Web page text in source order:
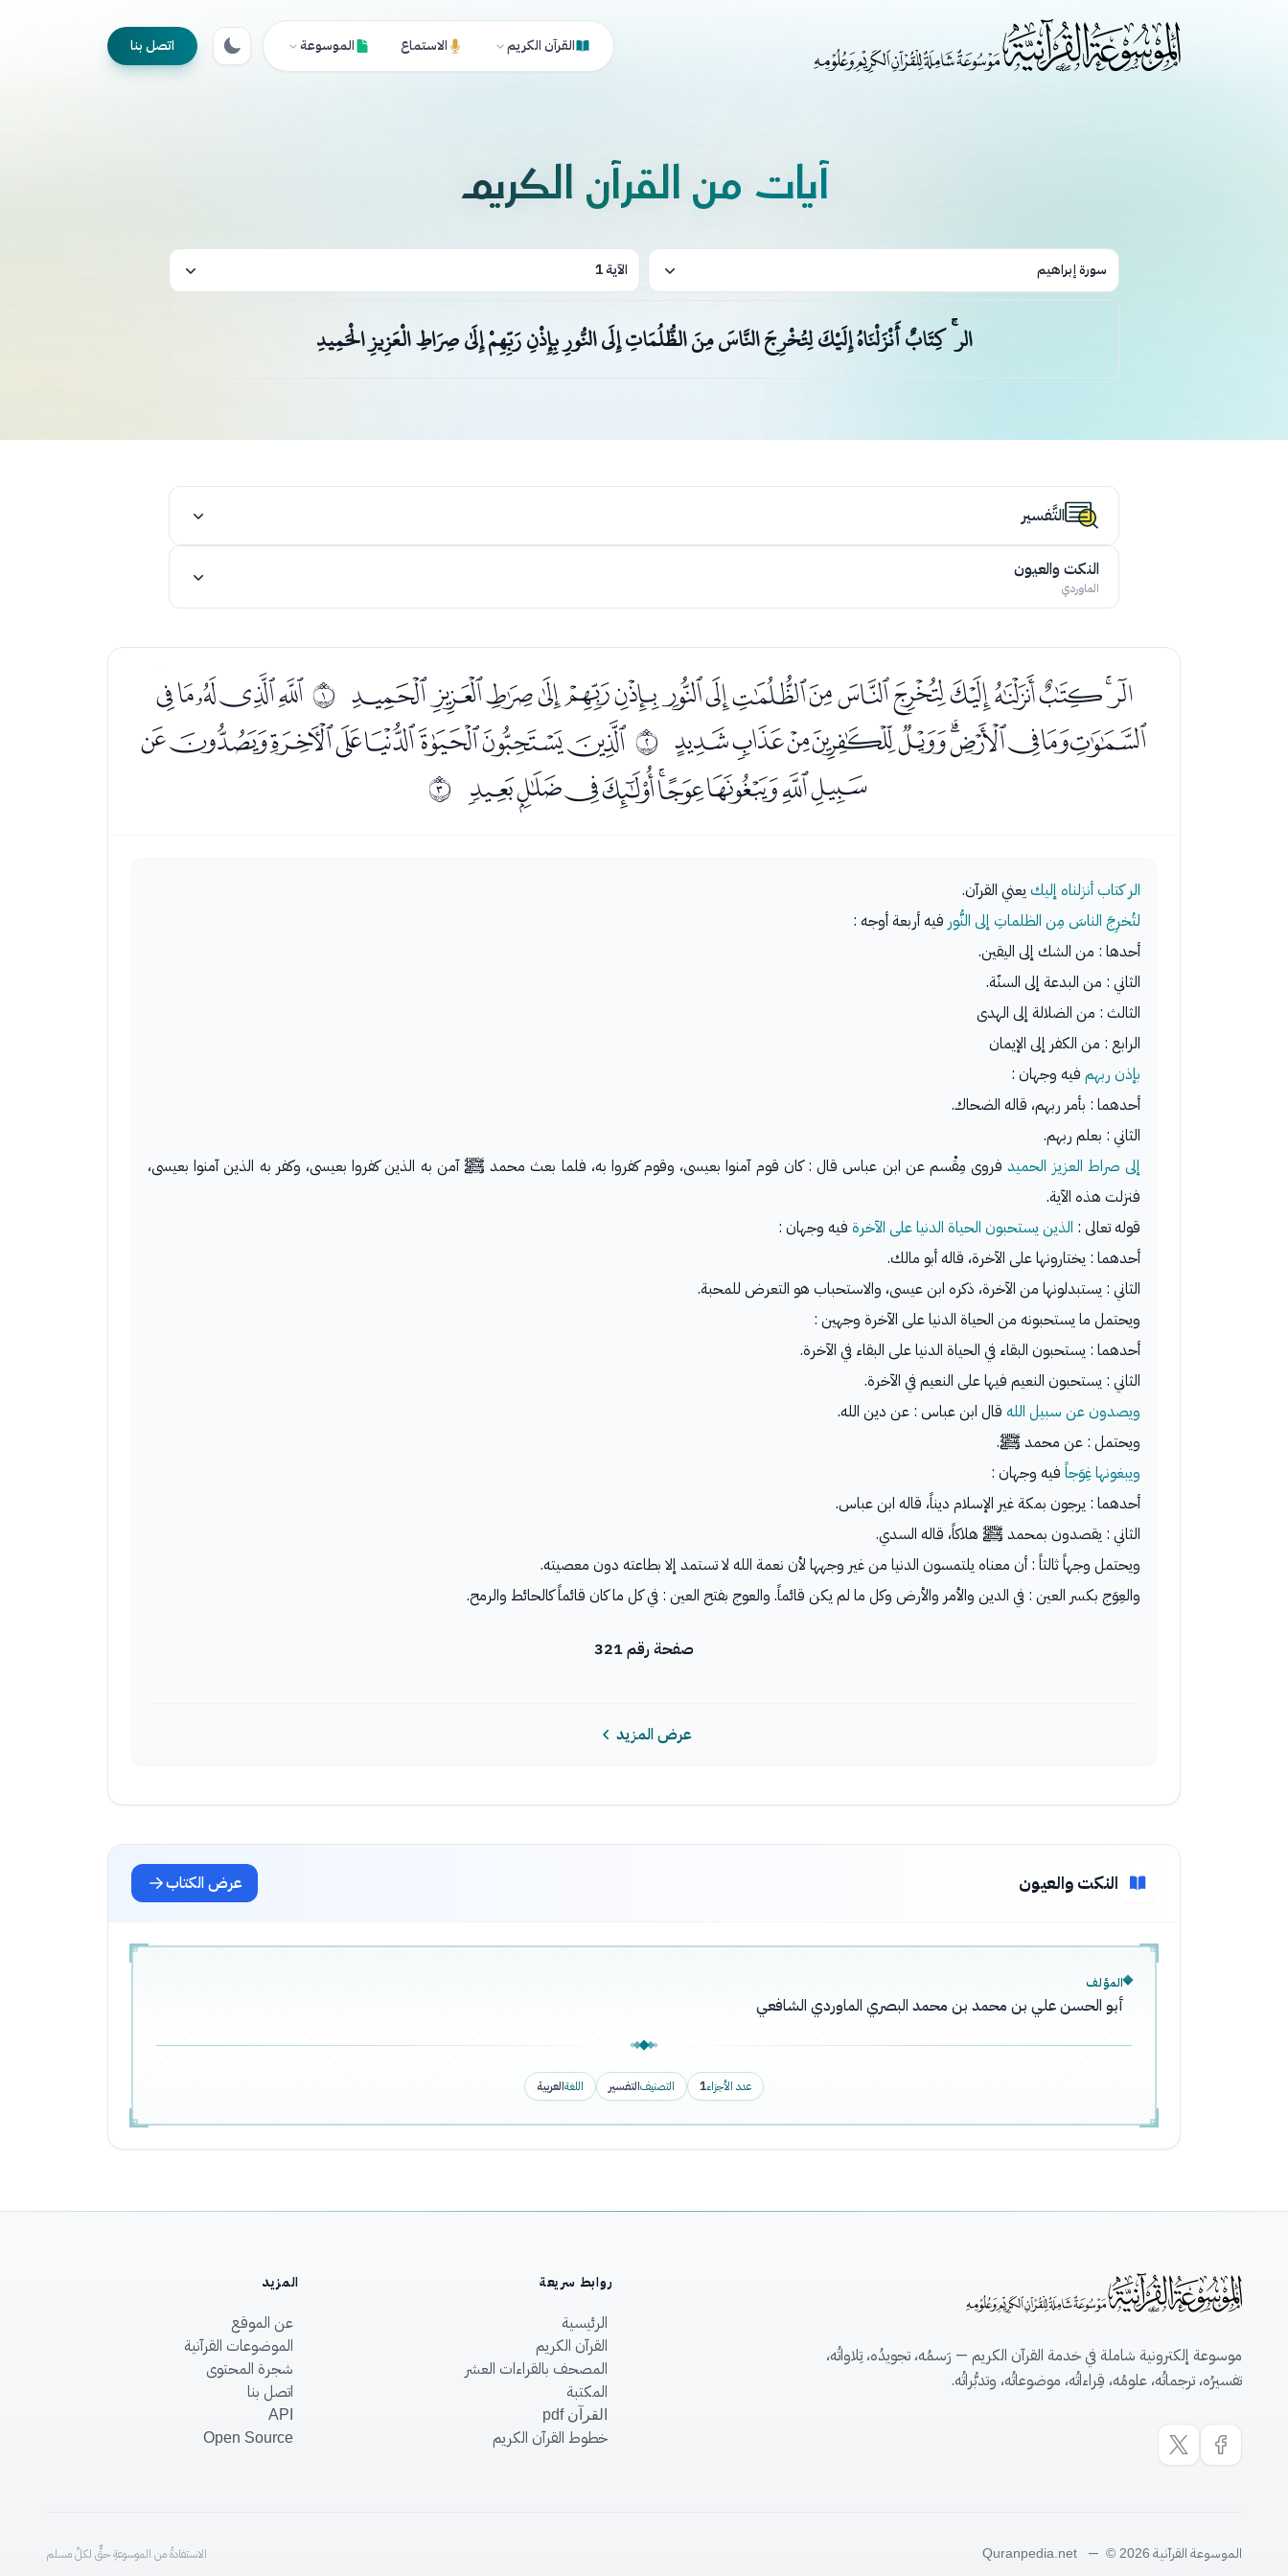
القرآن الكريم الاستماع الموسوعة اتصل بنا
آيات من القرآن الكريم
سورة إبراهيم الآية 1
الر ۚ كِتَابٌ أَنْزَلْنَاهُ إِلَيْكَ لِتُخْرِجَ النَّاسَ مِنَ الظُّلُمَاتِ إِلَى النُّورِ بِإِذْنِ رَبِّهِمْ إِلَىٰ صِرَاطِ الْعَزِيزِ الْحَمِيدِ
التَّفسير
النكت والعيون
الماوردي
ﭢﭣﭤﭥﭦﭧﭨﭩﭪﭫﭬﭭﭮﭯﭰﭱﭲ ﰀﭴﭵﭶﭷﭸ
ﭹﭺﭻﭼﭽﭾﭿﮀﮁﮂ ﰁ ﮄﮅﮆﮇﮈﮉﮊﮋ
ﮌﮍﮎﮏﮐﮑﮒﮓﮔ ﰂ
الر كتاب أنزلناه إليك يعني القرآن.
لتُخرِجَ الناسَ مِن الظلماتِ إلى النُّور فيه أربعة أوجه :
أحدها : من الشك إلى اليقين.
الثاني : من البدعة إلى السنّة.
الثالث : من الضلالة إلى الهدى
الرابع : من الكفر إلى الإيمان
بإذن ربهم فيه وجهان :
أحدهما : بأمر ربهم، قاله الضحاك.
الثاني : بعلم ربهم.
إلى صراط العزيز الحميد فروى مِقْسم عن ابن عباس قال : كان قوم آمنوا بعيسى، وقوم كفروا به، فلما بعث محمد ﷺ آمن به الذين كفروا بعيسى، وكفر به الذين آمنوا بعيسى،
فنزلت هذه الآية.
قوله تعالى : الذين يستحبون الحياة الدنيا على الآخرة فيه وجهان :
أحدهما : يختارونها على الآخرة، قاله أبو مالك.
الثاني : يستبدلونها من الآخرة، ذكره ابن عيسى، والاستحباب هو التعرض للمحبة.
ويحتمل ما يستحبونه من الحياة الدنيا على الآخرة وجهين :
أحدهما : يستحبون البقاء في الحياة الدنيا على البقاء في الآخرة.
الثاني : يستحبون النعيم فيها على النعيم في الآخرة.
ويصدون عن سبيل الله قال ابن عباس : عن دين الله.
ويحتمل : عن محمد ﷺ.
ويبغونها غِوَجاً فيه وجهان :
أحدهما : يرجون بمكة غير الإسلام ديناً، قاله ابن عباس.
الثاني : يقصدون بمحمد ﷺ هلاكاً، قاله السدي.
ويحتمل وجهاً ثالثاً : أن معناه يلتمسون الدنيا من غير وجهها لأن نعمة الله لا تستمد إلا بطاعته دون معصيته.
والعِوَج بكسر العين : في الدين والأمر والأرض وكل ما لم يكن قائماً. والعوج بفتح العين : في كل ما كان قائماً كالحائط والرمح.
صفحة رقم 321
عرض المزيد
النكت والعيون عرض الكتاب
المؤلف
أبو الحسن علي بن محمد بن محمد البصري الماوردي الشافعي
عدد الأجزاء1 التصنيفالتفسير اللغةالعربية
موسوعة إلكترونية شاملة في خدمة القرآن الكريم — رَسمُه، تجويدُه، تِلاواتُه،
تفسيرُه، ترجماتُه، علومُه، قِراءاتُه، موضوعاتُه، وتدبُّراتُه.
روابط سريعة
الرئيسية
القرآن الكريم
المصحف بالقراءات العشر
المكتبة
القرآن pdf
خطوط القرآن الكريم
المزيد
عن الموقع
الموضوعات القرآنية
شجرة المحتوى
اتصل بنا
API
Open Source
الموسوعة القرآنية Quranpedia.net — © 2026 الاستفادةُ من الموسوعةِ حقٌّ لكلِّ مسلم